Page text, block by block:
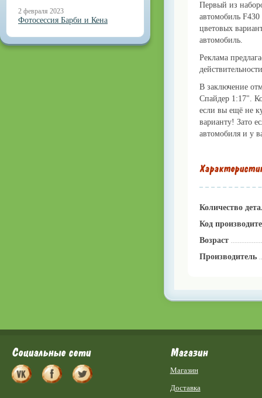
2 февраля 2023
Фотосессия Барби и Кена
Первый из
автомобиль
цветовых
автомобиль.
Реклама
В заключение
Спайдер 1:17".
если вы ещё не
варианту! Зато
автомобиля и у
Количество
Код
Возраст
Производитель
Социальные сети Магазин
Магазин
Доставка